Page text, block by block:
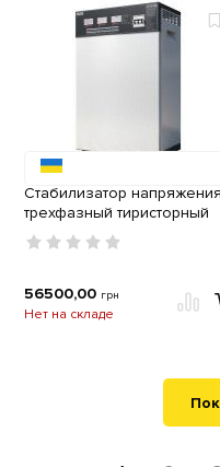
Стабилизатор напряжения
трехфазный тиристорный
22,5кВА Элекс Ампер У 12-
32А v2.1
56500,00 грн
Нет на складе